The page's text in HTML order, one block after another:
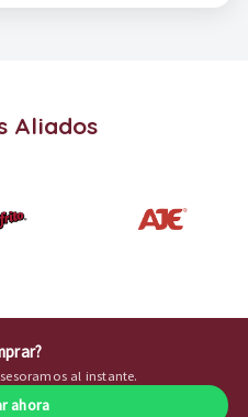
Aliados
al instante.
ahora